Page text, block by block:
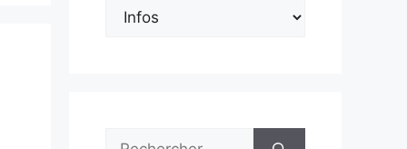
Rechercher :